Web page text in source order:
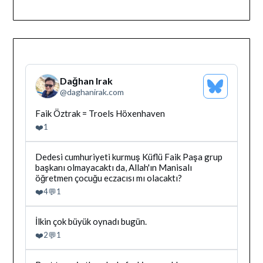
Dağhan Irak
@daghanirak.com
Bluesky
Profilini
Bluesky'da
Dağhan
Irak
tarafindan
yazilan
gonderiyi
goruntule
Faik Öztrak = Troels Höxenhaven
❤️1
Bluesky'da
Dağhan
Irak
tarafindan
yazilan
gonderiyi
goruntule
Dedesi cumhuriyeti kurmuş Küflü Faik Paşa grup
başkanı olmayacaktı da, Allah'ın Manisalı
öğretmen çocuğu eczacısı mı olacaktı?
❤️4💬1
Bluesky'da
Dağhan
Irak
tarafindan
İlkin çok büyük oynadı bugün.
❤️2💬1